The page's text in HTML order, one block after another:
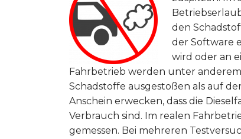
den
der Software
wird oder an
Fahrbetrieb werden unter
Schadstoffe ausgestoßen als auf
Anschein erwecken, dass die
Verbrauch sind. Im realen
gemessen. Bei mehreren